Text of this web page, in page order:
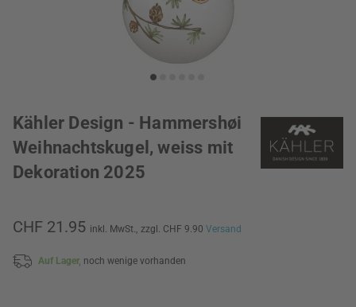
Kähler Design - Hammershøi
Weihnachtskugel, weiss mit
Dekoration 2025
CHF 21.95 inkl. MwSt., zzgl. CHF 9.90 Versand
Auf Lager, noch wenige vorhanden